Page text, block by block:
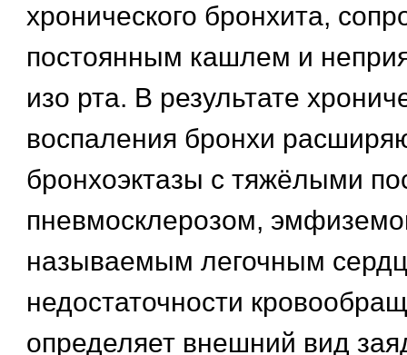
хронического бронхита,
постоянным кашлем и
изо рта. В результате
воспаления бронхи
бронхоэктазы с тяжёлыми
пневмосклерозом,
называемым легочным
недостаточности
определяет внешний вид